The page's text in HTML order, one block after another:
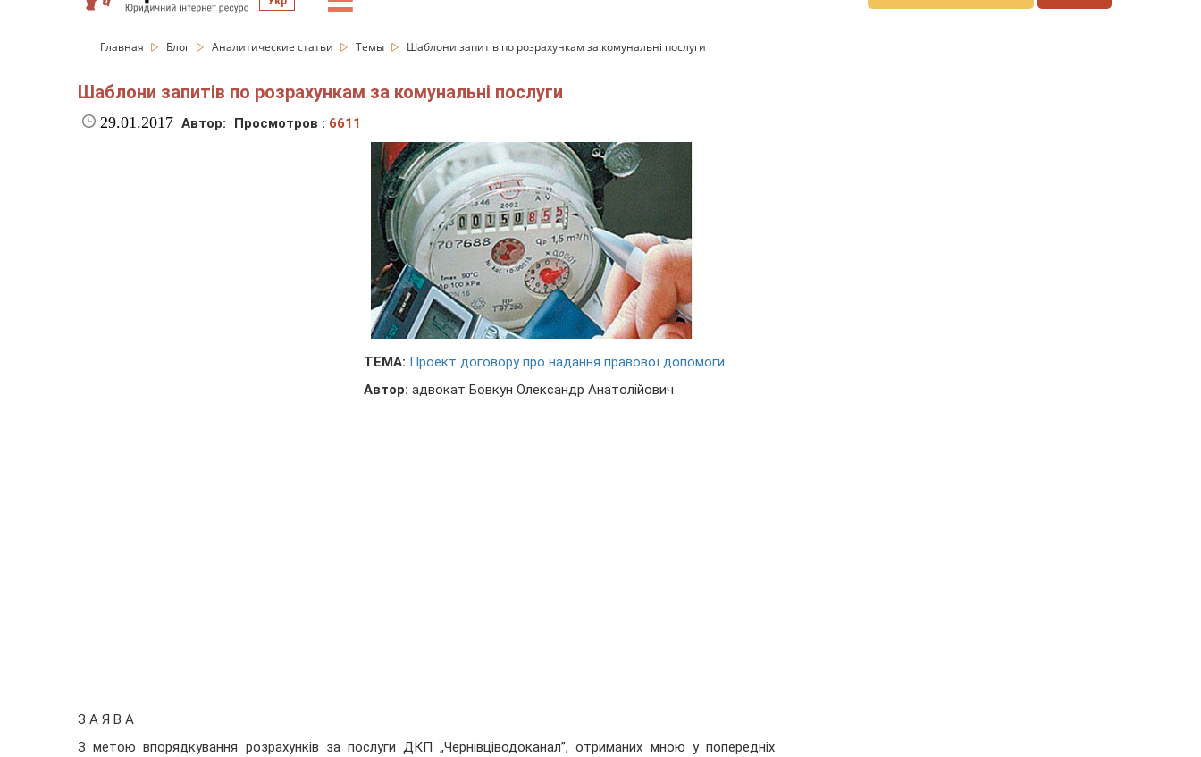
Главная Блог Аналитические статьи Темы Шаблони запитів по розрахункам за комунальні послуги
Шаблони запитів по розрахункам за комунальні послуги
29.01.2017 Автор: Просмотров : 6611
ТЕМА: Проект договору про надання правової допомоги
Автор: адвокат Бовкун Олександр Анатолійович
З А Я В А
З метоювпорядкування розрахунків за послуги ДКП „Чернівціводоканал”, отриманих мною у попередніх